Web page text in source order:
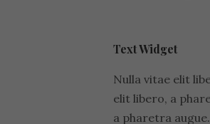
Text Widget
Nulla vitae elit
elit libero, a
a pharetra